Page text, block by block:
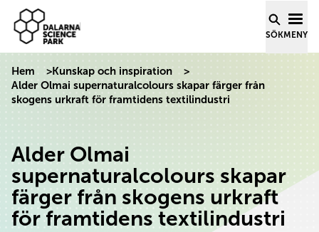
Hoppa till innehåll
Dalarna Science Park
SÖKMENY
Hem >Kunskap och inspiration
>
Alder Olmai supernaturalcolours skapar färger från
skogens urkraft för framtidens textilindustri
Alder Olmai
supernaturalcolours skapar
färger från skogens urkraft
för framtidens textilindustri